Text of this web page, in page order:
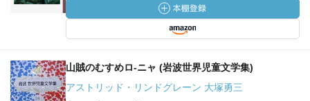
山賊のむすめロ-ニャ (岩波世界児童文学集)
アストリッド・リンドグレーン 大塚勇三